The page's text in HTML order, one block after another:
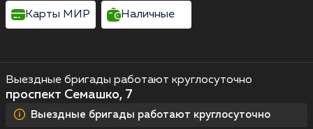
Выездные бригады работают круглосуточно
проспект Семашко, 7
Выездные бригады работают круглосуточно
Карты МИР Наличные